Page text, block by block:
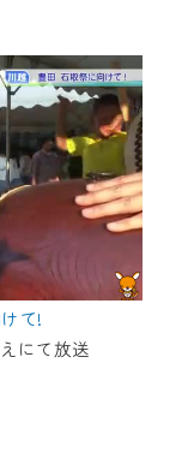
て!
にて放送
様へのサー
だくには、
マイ
となりま
くお願い
MyIDが必
むCCNetの
IDです。